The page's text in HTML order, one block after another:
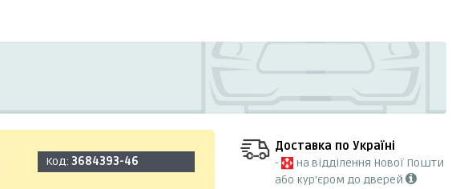
Код:3684393-46
Доставка по Україні
-
на відділення Нової Пошти
або кур'єром до дверей